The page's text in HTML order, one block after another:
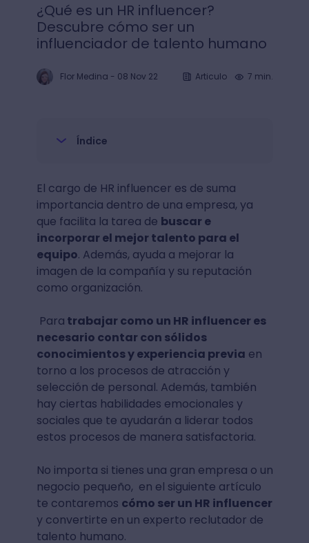
¿Qué es un HR influencer?
Descubre cómo ser un
influenciador de talento humano
Flor Medina - 08 Nov 22 Articulo 7 min.
Índice
El cargo de HR influencer es de suma
importancia dentro de una empresa, ya
que facilita la tarea de buscar e
incorporar el mejor talento para el
equipo. Además, ayuda a mejorar la
imagen de la compañía y su reputación
como organización.
Para trabajar como un HR influencer es
necesario contar con sólidos
conocimientos y experiencia previa en
torno a los procesos de atracción y
selección de personal. Además, también
hay ciertas habilidades emocionales y
sociales que te ayudarán a liderar todos
estos procesos de manera satisfactoria.
No importa si tienes una gran empresa o un
negocio pequeño, en el siguiente artículo
te contaremos cómo ser un HR influencer
y convertirte en un experto reclutador de
talento humano.